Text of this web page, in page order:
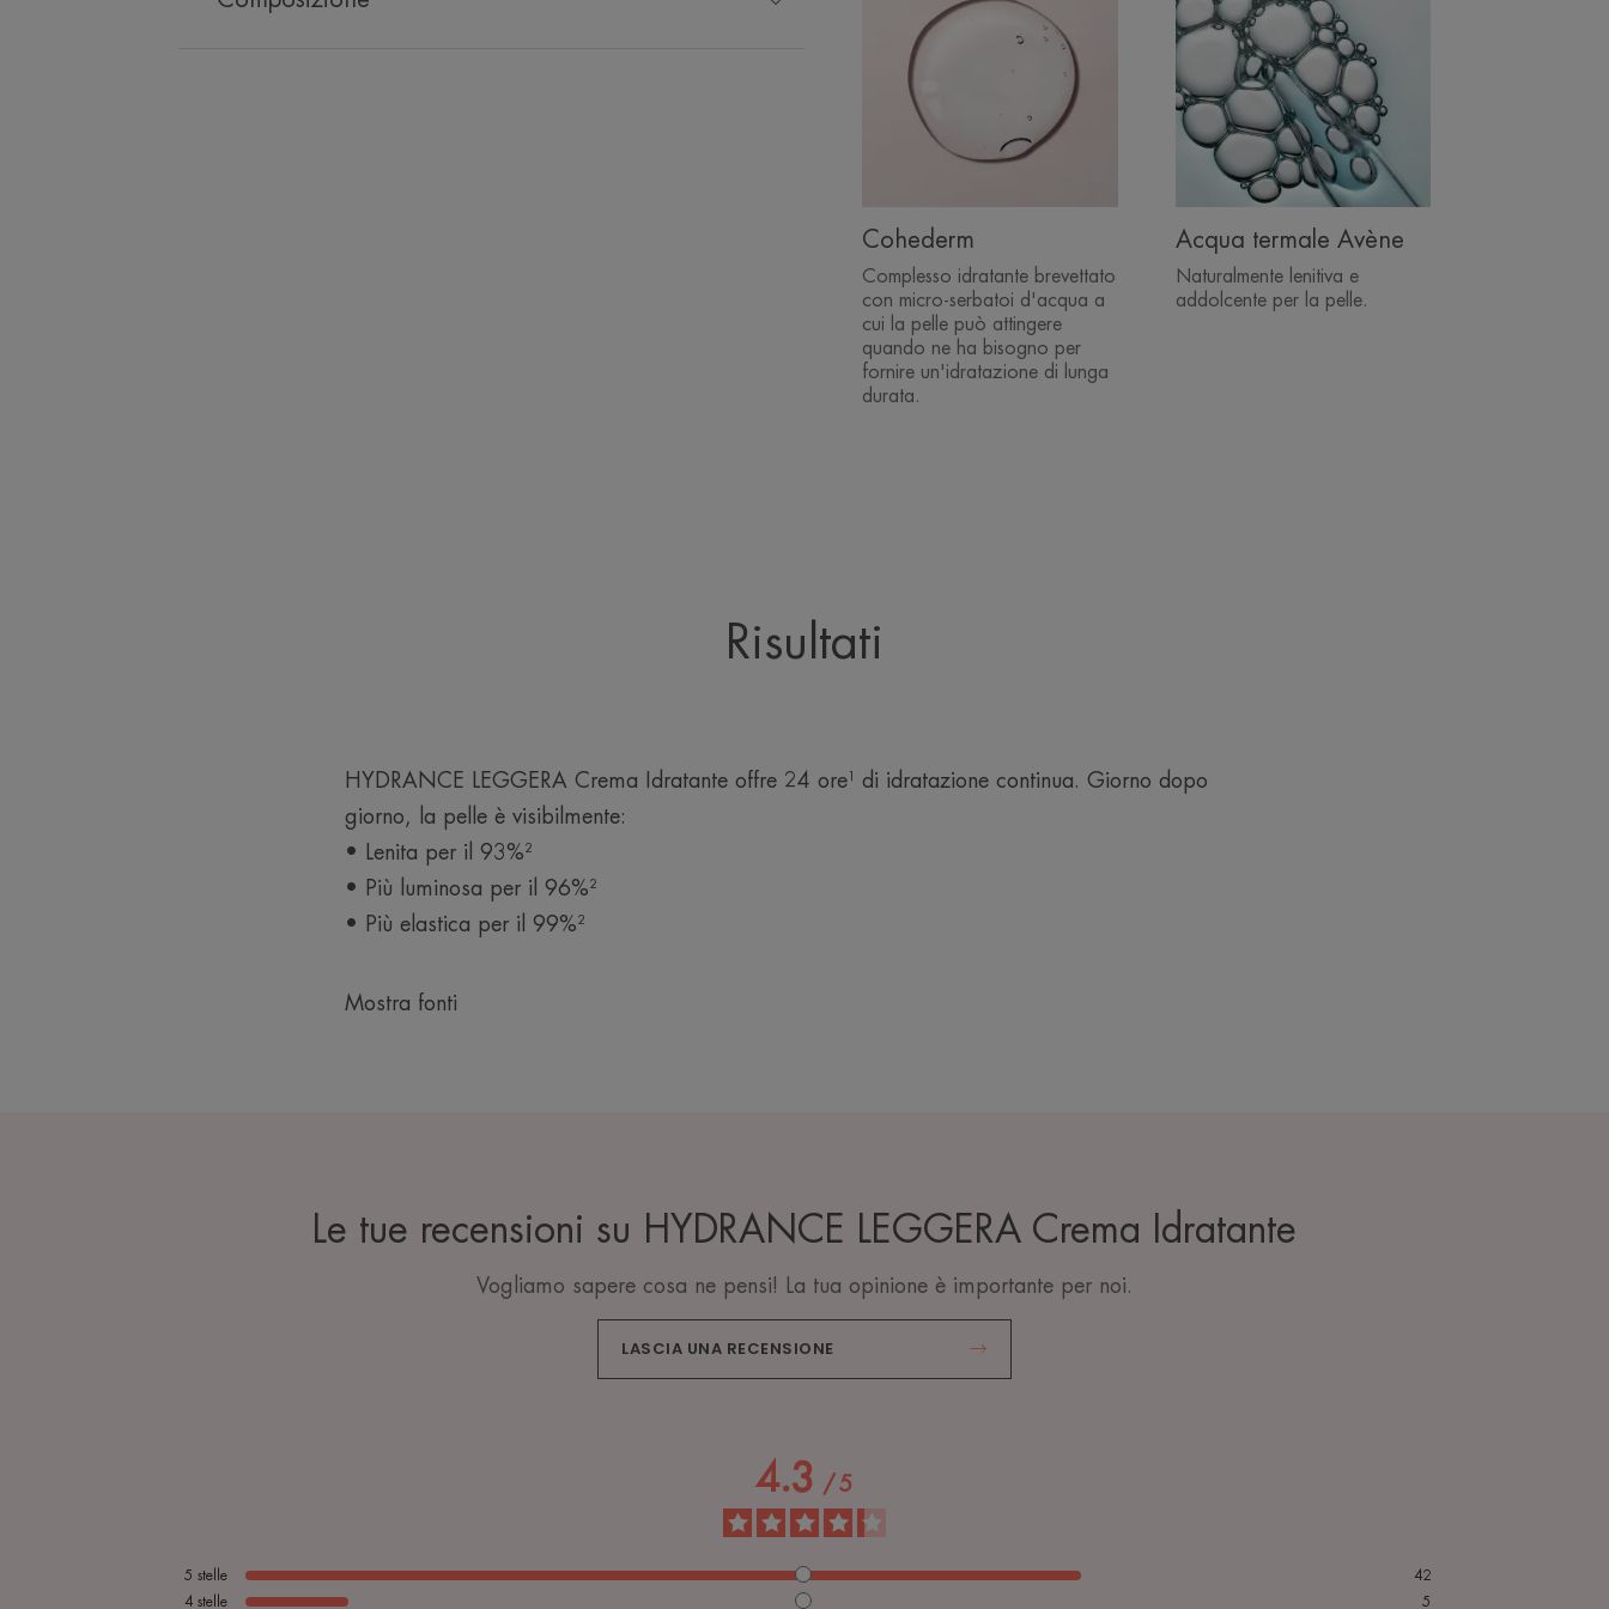
*Brevetto depositato.
Cohederm
Complesso idratante brevettato
con micro-serbatoi d'acqua a
cui la pelle può attingere
quando ne ha bisogno per
fornire un'idratazione di lunga
durata.
Acqua termale Avène
Naturalmente lenitiva e
addolcente per la pelle.
Risultati
HYDRANCE LEGGERA Crema Idratante offre 24 ore¹ di idratazione continua. Giorno dopo
giorno, la pelle è visibilmente:
• Lenita per il 93%²
• Più luminosa per il 96%²
• Più elastica per il 99%²
Mostra fonti
Le tue recensioni su HYDRANCE LEGGERA Crema Idratante
Vogliamo sapere cosa ne pensi! La tua opinione è importante per noi.
LASCIA UNA RECENSIONE
4.3 /5
5 stelle
42
4 stelle 5